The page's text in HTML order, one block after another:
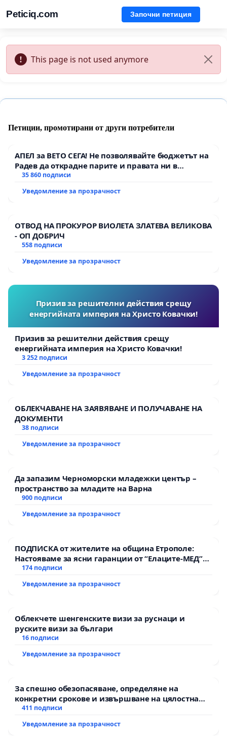
Peticiq.com Започни петиция
This page is not used anymore
Петиции, промотирани от други потребители
АПЕЛ за ВЕТО СЕГА! Не позволявайте бюджетът на
Радев да открадне парите и правата ни в
тъмното
35 860 подписи
Уведомление за прозрачност
ОТВОД НА ПРОКУРОР ВИОЛЕТА ЗЛАТЕВА ВЕЛИКОВА
- ОП ДОБРИЧ
558 подписи
Уведомление за прозрачност
Призив за решителни действия срещу
енергийната империя на Христо Ковачки!
Призив за решителни действия срещу
енергийната империя на Христо Ковачки!
3 252 подписи
Уведомление за прозрачност
ОБЛЕКЧАВАНЕ НА ЗАЯВЯВАНЕ И ПОЛУЧАВАНЕ НА
ДОКУМЕНТИ
38 подписи
Уведомление за прозрачност
Да запазим Черноморски младежки център –
пространство за младите на Варна
900 подписи
Уведомление за прозрачност
ПОДПИСКА от жителите на община Етрополе:
Настояваме за ясни гаранции от “Елаците-МЕД”
АД и от държавата, че ще се изпълнят всички
174 подписи
Уведомление за прозрачност
Облекчете шенгенските визи за руснаци и
руските визи за българи
16 подписи
Уведомление за прозрачност
За спешно обезопасяване, определяне на
конкретни срокове и извършване на цялостна
рехабилитация на републиканския път между
Мирово - к.к. Момин проход
411 подписи
Уведомление за прозрачност